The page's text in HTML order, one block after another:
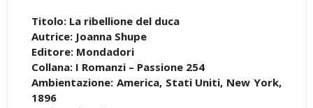
Titolo: La ribellione del duca
Autrice: Joanna Shupe
Editore: Mondadori
Collana: I Romanzi – Passione 254
Ambientazione: America, Stati Uniti, New York,
1896